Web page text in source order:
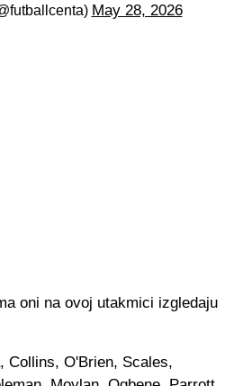
May 28, 2026
oni na ovoj utakmici izgledaju
Collins, O'Brien, Scales,